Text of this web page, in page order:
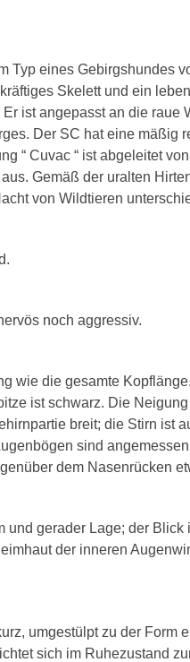
Typ eines Gebirgshundes
Skelett und ein
ist angepasst an die raue
Der SC hat eine mäßig
“ Cuvac “ ist abgeleitet von
Gemäß der uralten
von Wildtieren
noch aggressiv.
wie die gesamte
ist schwarz. Die
breit; die Stirn ist
sind
dem Nasenrücken
und gerader Lage; der Blick
der inneren
umgestülpt zu der Form
sich im Ruhezustand